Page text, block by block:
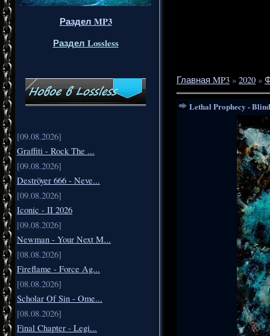
Раздел MP3
Раздел Lossless
[09.08.2026]
Graffiti - Rock The ...
[09.08.2026]
Deströyer 666 - Neve...
[09.08.2026]
Iconic - II 2026
[09.08.2026]
Newman - Your Next M...
[08.08.2026]
Fireflame - Force Ag...
[08.08.2026]
Scholar Of Sin - Ome...
[08.08.2026]
Final Chapter - Legi...
Главная MP3 » 2020 »
Lethal Prophecy -